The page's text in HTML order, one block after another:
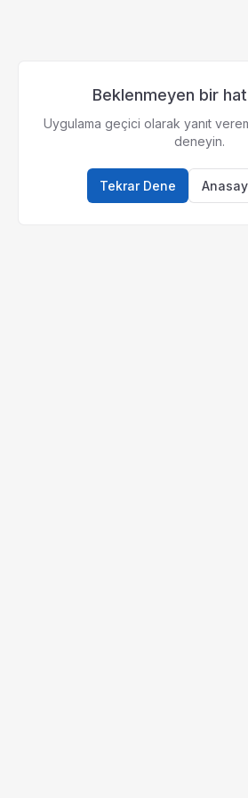
Beklenmeyen bir
Uygulama geçici olarak yanıt
deneyin.
Tekrar Dene